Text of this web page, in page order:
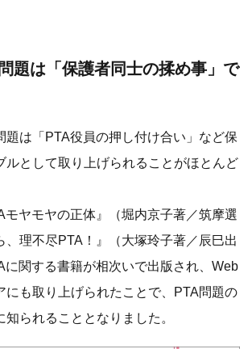
題は「保護者同士の揉め事」で
題は「PTA役員の押し付け合い」など保
ルとして取り上げられることがほとんど
モヤモヤの正体』（堀内京子著／筑摩選
、理不尽PTA！』（大塚玲子著／辰巳出
に関する書籍が相次いで出版され、Web
にも取り上げられたことで、PTA問題の
られることとなりました。